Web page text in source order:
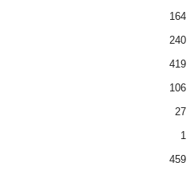
164
240
419
106
27
1
459